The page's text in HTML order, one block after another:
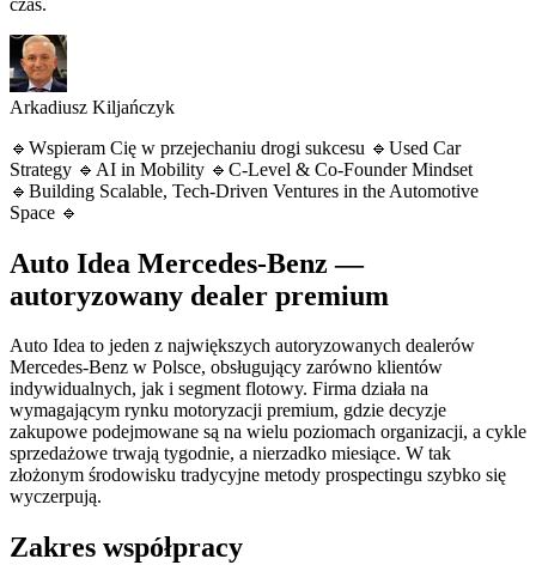
Arkadiusz Kiljańczyk
🔹Wspieram Cię w przejechaniu drogi sukcesu 🔹Used Car
Strategy 🔹AI in Mobility 🔹C-Level & Co-Founder Mindset
🔹Building Scalable, Tech-Driven Ventures in the Automotive
Space 🔹
Auto Idea Mercedes-Benz —
autoryzowany dealer premium
Auto Idea to jeden z największych autoryzowanych dealerów
Mercedes-Benz w Polsce, obsługujący zarówno klientów
indywidualnych, jak i segment flotowy. Firma działa na
wymagającym rynku motoryzacji premium, gdzie decyzje
zakupowe podejmowane są na wielu poziomach organizacji, a cykle
sprzedażowe trwają tygodnie, a nierzadko miesiące. W tak
złożonym środowisku tradycyjne metody prospectingu szybko się
wyczerpują.
Zakres współpracy